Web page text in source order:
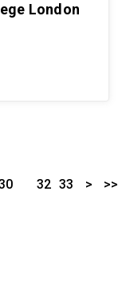
London
32 33 > >>